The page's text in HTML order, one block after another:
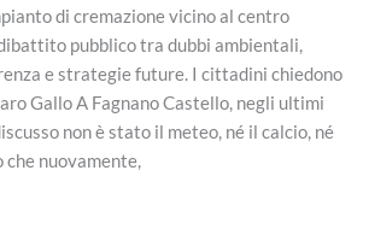
di cremazione vicino al centro
pubblico tra dubbi ambientali,
e strategie future. I cittadini chiedono
Gallo A Fagnano Castello, negli ultimi
non è stato il meteo, né il calcio, né
nuovamente,